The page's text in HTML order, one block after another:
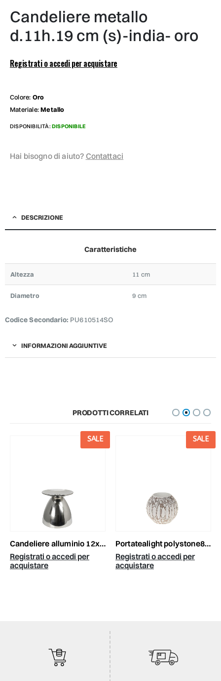
candeliere metallo
d.11h.19 cm (s)-india- oro
Registrati o accedi per acquistare
Colore: Oro
Materiale:Metallo
DISPONIBILITÀ: DISPONIBILE
Hai bisogno di aiuto? Contattaci
DESCRIZIONE
Caratteristiche
Altezza 11 cm
Diametro 9 cm
Codice Secondario: PU610514SO
INFORMAZIONI AGGIUNTIVE
PRODOTTI CORRELATI
SALE
candeliere alluminio 12x12 cm h.12 cm -stork- argento lucido (m)
Registrati o accedi per
acquistare
SALE
portatealight polystone8x8x8 cm bianco
Registrati o accedi per
acquistare